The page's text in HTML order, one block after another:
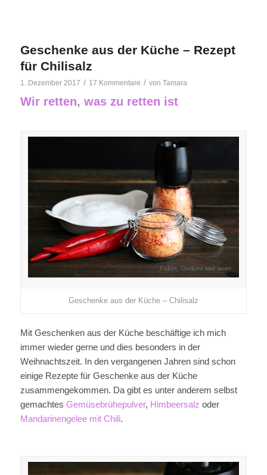
Geschenke aus der Küche – Rezept
für Chilisalz
1. Dezember 2017 / 17 Kommentare / von Tamara
Wir retten, was zu retten ist
Geschenke aus der Küche – Chilisalz
Mit Geschenken aus der Küche beschäftige ich mich
immer wieder gerne und dies besonders in der
Weihnachtszeit. In den vergangenen Jahren sind schon
einige Rezepte für Geschenke aus der Küche
zusammengekommen. Da gibt es unter anderem selbst
gemachtes Gemüsebrühepulver, Himbeersalz oder
Mandarinengelee mit Chili.